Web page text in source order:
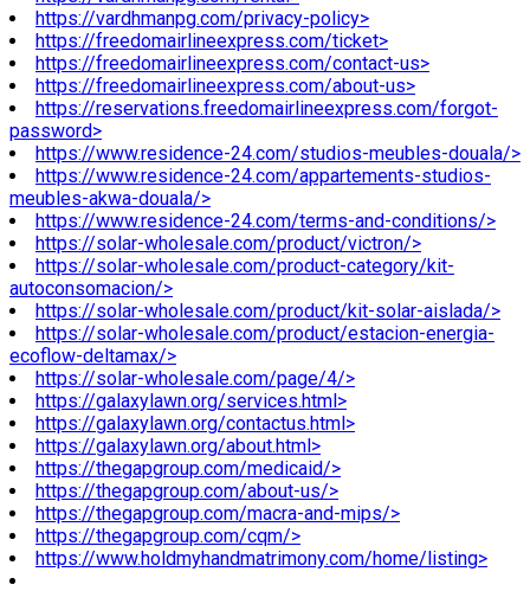
https://vardhmanpg.com/privacy-policy>
https://freedomairlineexpress.com/ticket>
https://freedomairlineexpress.com/contact-us>
https://freedomairlineexpress.com/about-us>
https://reservations.freedomairlineexpress.com/forgot-
password>
https://www.residence-24.com/studios-meubles-douala/>
https://www.residence-24.com/appartements-studios-
meubles-akwa-douala/>
https://www.residence-24.com/terms-and-conditions/>
https://solar-wholesale.com/product/victron/>
https://solar-wholesale.com/product-category/kit-
autoconsomacion/>
https://solar-wholesale.com/product/kit-solar-aislada/>
https://solar-wholesale.com/product/estacion-energia-
ecoflow-deltamax/>
https://solar-wholesale.com/page/4/>
https://galaxylawn.org/services.html>
https://galaxylawn.org/contactus.html>
https://galaxylawn.org/about.html>
https://thegapgroup.com/medicaid/>
https://thegapgroup.com/about-us/>
https://thegapgroup.com/macra-and-mips/>
https://thegapgroup.com/cqm/>
https://www.holdmyhandmatrimony.com/home/listing>